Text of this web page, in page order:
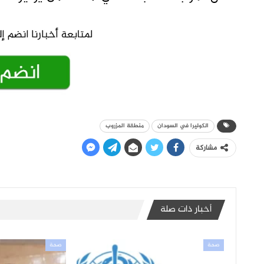
الكوليرا في السودان منطقة المزروب
مشاركة
أخبار ذات صلة
صحة صحة